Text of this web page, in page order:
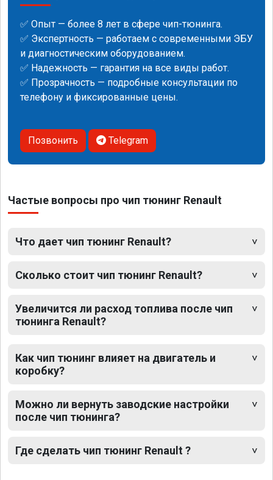
✅ Опыт — более 8 лет в сфере чип-тюнинга.
✅ Экспертность — работаем с современными ЭБУ
и диагностическим оборудованием.
✅ Надежность — гарантия на все виды работ.
✅ Прозрачность — подробные консультации по
телефону и фиксированные цены.
Позвонить Telegram
Частые вопросы про чип тюнинг Renault
Что дает чип тюнинг Renault?
Сколько стоит чип тюнинг Renault?
Увеличится ли расход топлива после чип
тюнинга Renault?
Как чип тюнинг влияет на двигатель и
коробку?
Можно ли вернуть заводские настройки
после чип тюнинга?
Где сделать чип тюнинг Renault ?